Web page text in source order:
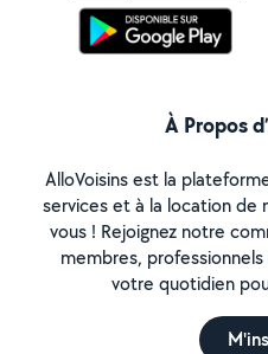
À Propos
AlloVoisins est la
services et à la location de
vous ! Rejoignez notre
membres,
votre quotidien